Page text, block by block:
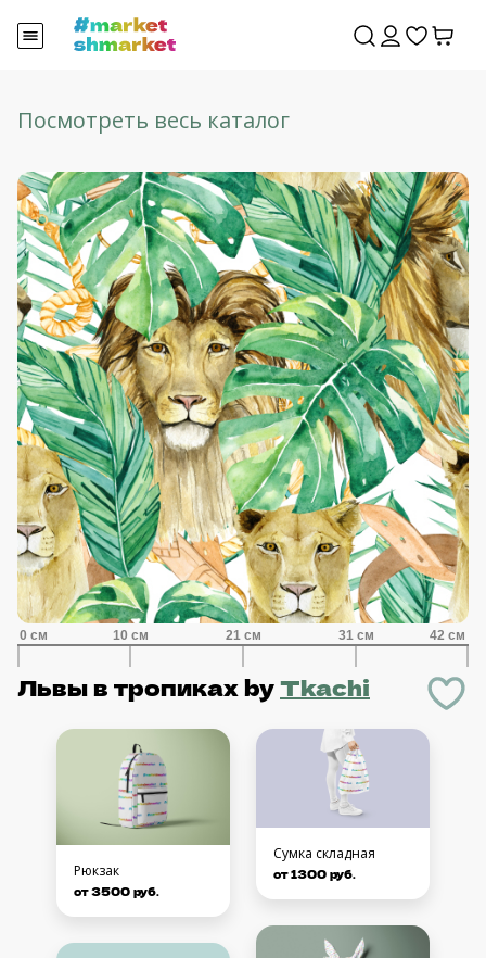
Посмотреть весь каталог
Львы в тропикахbyTkachi
Рюкзак
от 3500 руб.
Сумка складная
от 1300 руб.